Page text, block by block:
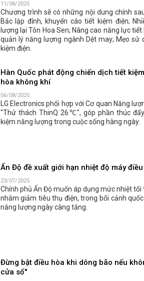
11/08/2025
Chương trình sẽ có những nội dung chính
Bắc lập đỉnh, khuyến cáo tiết kiệm điện;
lượng lại Tôn Hoa Sen; Nâng cao năng lực
quản lý năng lượng ngành Dệt may; Mẹo sử
kiệm điện.
Hàn Quốc phát động chiến dịch tiết
hòa không khí
06/08/2025
LG Electronics phối hợp với Cơ quan Năng
"Thử thách ThinQ 26℃", góp phần thúc
kiệm năng lượng trong cuộc sống hàng ngày.
Ấn Độ đề xuất giới hạn nhiệt độ máy
23/07/2025
Chính phủ Ấn Độ muốn áp dụng mức nhiệt tối
nhằm giảm tiêu thụ điện, trong bối cảnh
năng lượng ngày càng tăng.
Đừng bật điều hòa khi dông bão nếu
cửa sổ"